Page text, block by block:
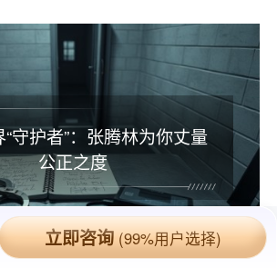
守护者”：张腾林为你丈量
公正之度
立即咨询(99%用户选择)